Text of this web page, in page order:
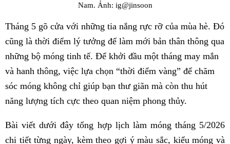
Nam. Ảnh: ig@jinsoon
Tháng 5 gõ cửa với những tia nắng rực rỡ của mùa hè. Đó
cũng là thời điểm lý tưởng để làm mới bản thân thông qua
những bộ móng tinh tế. Để khởi đầu một tháng may mắn
và hanh thông, việc lựa chọn “thời điểm vàng” để chăm
sóc móng không chỉ giúp bạn thư giãn mà còn thu hút
năng lượng tích cực theo quan niệm phong thủy.
Bài viết dưới đây tổng hợp lịch làm móng tháng 5/2026
chi tiết từng ngày, kèm theo gợi ý màu sắc, kiểu móng và